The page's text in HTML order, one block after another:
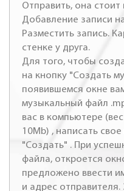
Отправить, она
Добавление записи
Разместить запись.
стенке у друга.
Для того, чтобы
на кнопку "Создать
появившемся окне
музыкальный файл
вас в компьютере
10Mb) , написать
"Создать" . При
файла, откроется
предложено ввести
и адрес